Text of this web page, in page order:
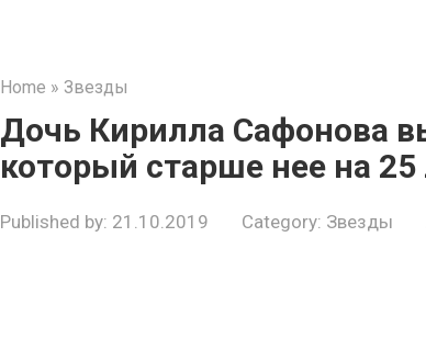
Home » Звезды
Дочь Кирилла Сафонова
который старше нее на 25
Published by: 21.10.2019 Category: Звезды